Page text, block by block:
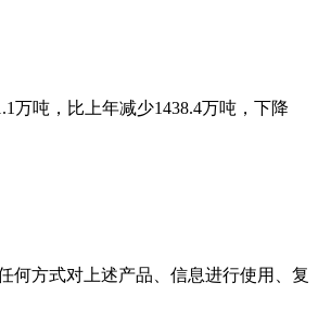
万吨，比上年减少1438.4万吨，下降
何方式对上述产品、信息进行使用、复